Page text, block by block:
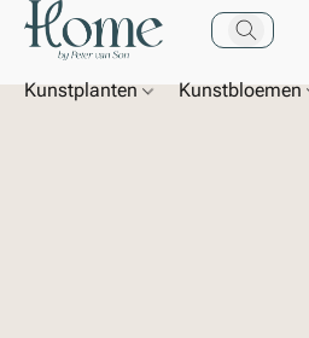
Kunstplanten Kunstbloemen